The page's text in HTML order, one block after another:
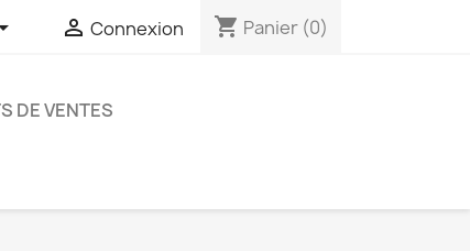
 Connexion shopping_cart Panier (0)
DE VENTES